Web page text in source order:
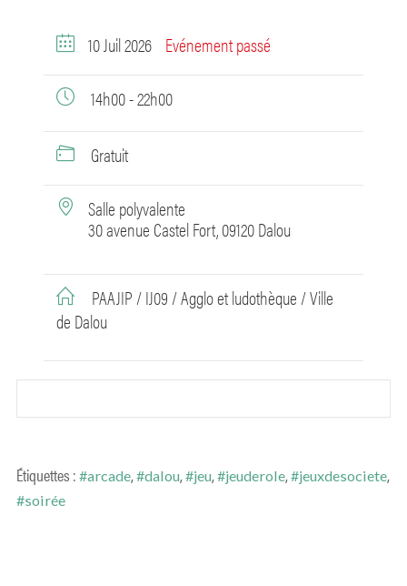
10 Juil 2026 Evénement passé
14h00 - 22h00
Gratuit
Salle polyvalente
30 avenue Castel Fort, 09120 Dalou
PAAJIP / IJ09 / Agglo et ludothèque / Ville
de Dalou
Étiquettes : #arcade,#dalou,#jeu,#jeuderole,#jeuxdesociete,
#soirée